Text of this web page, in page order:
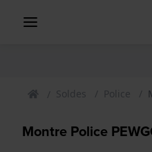
Soldes Police
Montre Police